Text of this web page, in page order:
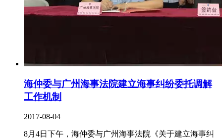
海仲委与广州海事法院建立海事纠纷委托调解
工作机制
2017-08-04
8月4日下午，海仲委与广州海事法院《关于建立海事纠